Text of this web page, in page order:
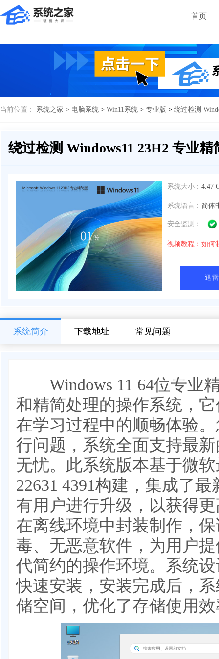
首页
当前位置： 系统之家 > 电脑系统 > Win11系统 > 专业版 > 绕过检测
绕过检测 Windows11 23H2 专业精
系统大小： 4.47
系统语言： 简体
安全监测：
视频教程：如何
迅
系统简介 下载地址 常见问题
Windows 11 64位专业
和精简处理的操作系统，
在学习过程中的顺畅体验
行问题，系统全面支持最
无忧。此系统版本基于微
22631 4391构建，集成了
有用户进行升级，以获得
在离线环境中封装制作，
毒、无恶意软件，为用户
代简约的操作环境。系统
快速安装，安装完成后，
储空间，优化了存储使用